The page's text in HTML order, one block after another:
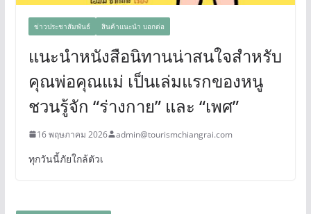
ข่าวประชาสัมพันธ์ สินค้าแนะนำ บอกต่อ
แนะนำหนังสือนิทานน่าสนใจสำหรับ
คุณพ่อคุณแม่ เป็นเล่มแรกของหนู
ชวนรู้จัก “ร่างกาย” และ “เพศ”
16 พฤษภาคม 2026 admin@tourismchiangrai.com
ทุกวันนี้ภัยใกล้ตัวเ